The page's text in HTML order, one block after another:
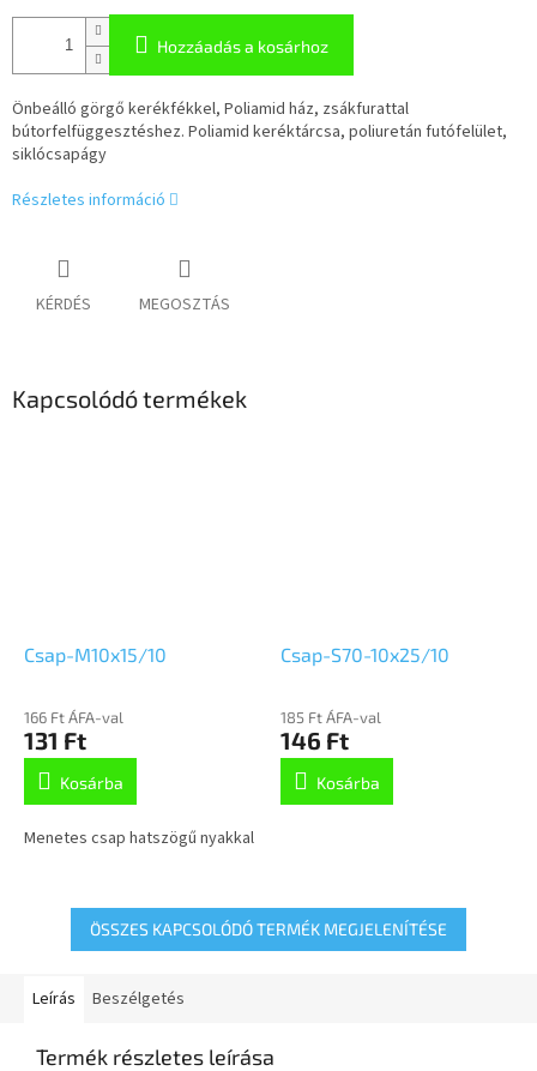
Hozzáadás a kosárhoz
Önbeálló görgő kerékfékkel, Poliamid ház, zsákfurattal
bútorfelfüggesztéshez. Poliamid keréktárcsa, poliuretán futófelület,
siklócsapágy
Részletes információ
KÉRDÉS MEGOSZTÁS
Kapcsolódó termékek
Csap-M10x15/10
166 Ft ÁFA-val
131 Ft
Kosárba
Menetes csap hatszögű nyakkal
Csap-S70-10x25/10
185 Ft ÁFA-val
146 Ft
Kosárba
ÖSSZES KAPCSOLÓDÓ TERMÉK MEGJELENÍTÉSE
Leírás Beszélgetés
Termék részletes leírása